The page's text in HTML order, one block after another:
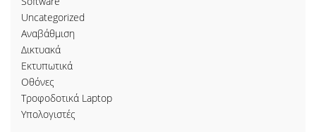
Uncategorized
Αναβάθμιση
Δικτυακά
Εκτυπωτικά
Οθόνες
Τροφοδοτικά Laptop
Υπολογιστές